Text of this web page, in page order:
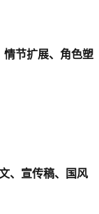
情节扩展、角色塑
、宣传稿、国风